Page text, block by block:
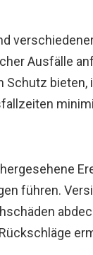
Ausfälle
bieten,
führen.